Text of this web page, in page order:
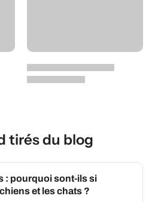
tirés du blog
: pourquoi sont-ils si
et les chats ?